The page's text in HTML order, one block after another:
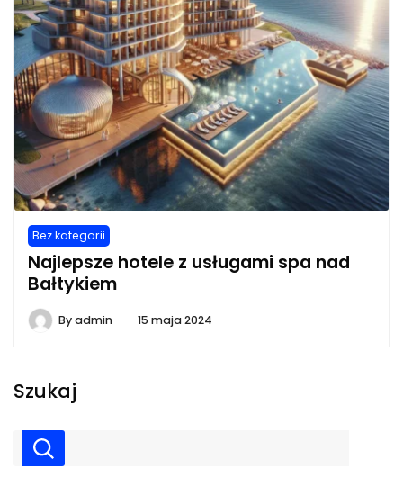
Bez kategorii
Najlepsze hotele z usługami spa nad
Bałtykiem
Byadmin 15 maja 2024
Szukaj